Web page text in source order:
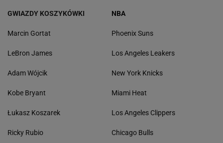
GWIAZDY KOSZYKÓWKI
Marcin Gortat
LeBron James
Adam Wójcik
Kobe Bryant
Łukasz Koszarek
Ricky Rubio
NBA
Phoenix Suns
Los Angeles Leakers
New York Knicks
Miami Heat
Los Angeles Clippers
Chicago Bulls